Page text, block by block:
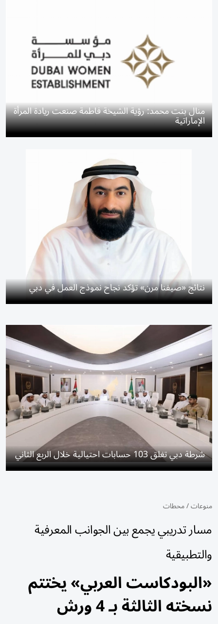
منال بنت محمد: رؤية الشيخة فاطمة صنعت ريادة المرأة
الإماراتية
نتائج «صيفنا مرن» تؤكد نجاح نموذج العمل في دبي
شرطة دبي تغلق 103 حسابات احتيالية خلال الربع الثاني
منوعات/محطات
مسار تدريبي يجمع بين الجوانب المعرفية
والتطبيقية
«البودكاست العربي» يختتم
نسخته الثالثة بـ 4 ورش